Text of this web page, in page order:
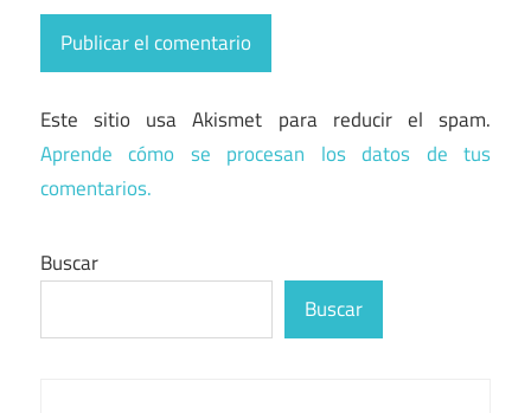
Este sitio usa Akismet para reducir el spam.
Aprende cómo se procesan los datos de tus
comentarios.
Buscar
Buscar